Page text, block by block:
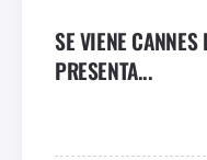
SE VIENE
PRESENTA...